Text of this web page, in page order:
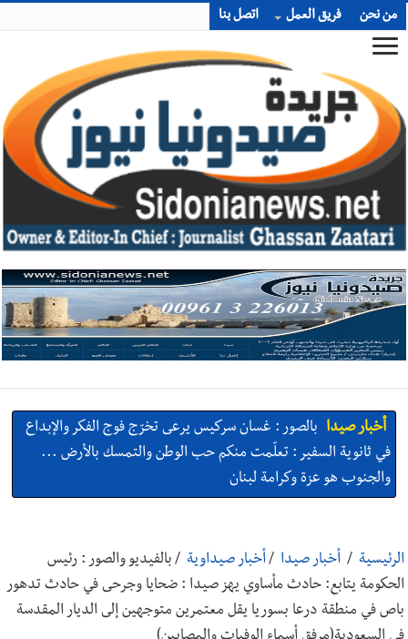
من نحن فريق العمل اتصل بنا
أخبار صيدا المهندس محمد زهير السعودي يستقبل المختارين
بعاصيري والبيلاني
أخبار لبنان
خرق إسرائيلي في زوطر الغربية وساتر ترابي قبالة آخر
نقطة للجيش اللبناني
الرئيسية / أخبار صيدا / أخبار صيداوية / بالفيديو والصور : رئيس
الحكومة يتابع: حادث مأساوي يهز صيدا : ضحايا وجرحى في حادث تدهور
باص في منطقة درعا بسوريا يقل معتمرين متوجهين إلى الديار المقدسة